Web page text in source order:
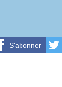
S'abonner